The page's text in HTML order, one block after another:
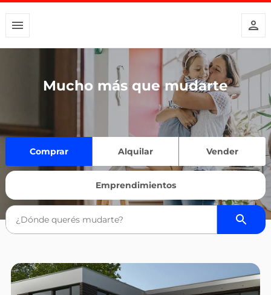
Mucho más que mudarte
Comprar Alquilar Vender
Emprendimientos